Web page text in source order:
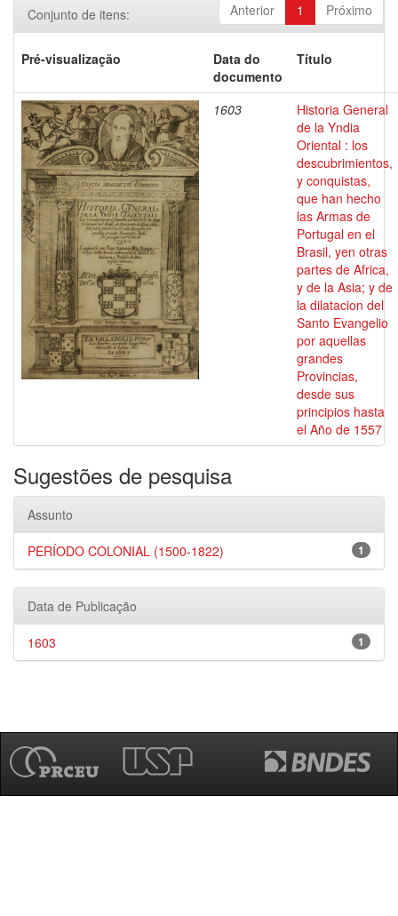
Anterior 1 Próximo
Conjunto de itens:
Pré-visualização
Data do
documento
Título
1603
Historia General
de la Yndia
Oriental : los
descubrimientos,
y conquistas,
que han hecho
las Armas de
Portugal en el
Brasil, yen otras
partes de Africa,
y de la Asia; y de
la dilatacion del
Santo Evangelio
por aquellas
grandes
Provincias,
desde sus
principios hasta
el Año de 1557
Sugestões de pesquisa
Assunto
1
PERÍODO COLONIAL (1500-1822)
Data de Publicação
1
1603